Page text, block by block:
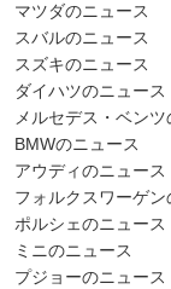
マツダのニュース
スバルのニュース
スズキのニュース
ダイハツのニュース
メルセデス・ベン
BMWのニュース
アウディのニュース
フォルクスワーゲン
ポルシェのニュース
ミニのニュース
プジョーのニュース